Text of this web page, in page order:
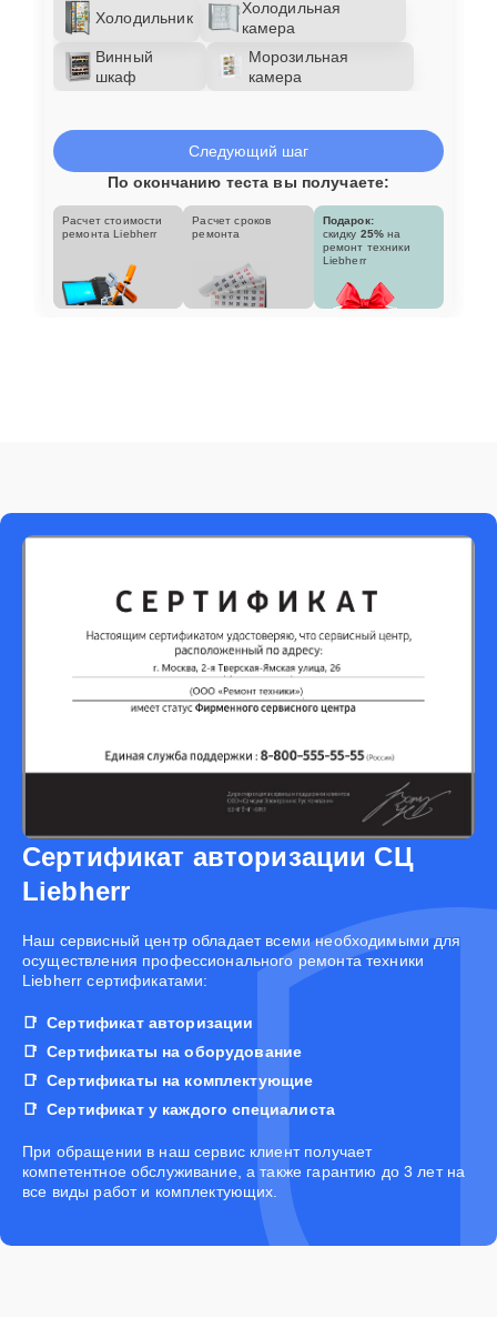
Холодильник
Холодильная
камера
Винный
шкаф
Морозильная
камера
Следующий шаг
По окончанию теста вы получаете:
Расчет стоимости
ремонта Liebherr
Расчет сроков
ремонта
Подарок:
скидку 25% на
ремонт техники
Liebherr
Сертификат авторизации СЦ
Liebherr
Наш сервисный центр обладает всеми необходимыми для
осуществления профессионального ремонта техники
Liebherr сертификатами:
Сертификат авторизации
Сертификаты на оборудование
Сертификаты на комплектующие
Сертификат у каждого специалиста
При обращении в наш сервис клиент получает
компетентное обслуживание, а также гарантию до 3 лет на
все виды работ и комплектующих.